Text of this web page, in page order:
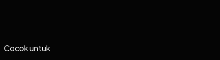
Cocok untuk